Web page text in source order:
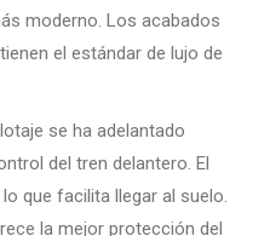
moderno. Los acabados
el estándar de lujo de
se ha adelantado
del tren delantero. El
que facilita llegar al suelo.
la mejor protección del